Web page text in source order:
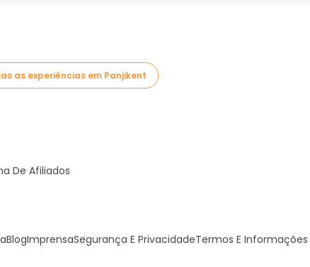
as experiências em Panjikent
De Afiliados
BlogImprensaSegurança E PrivacidadeTermos E Informações